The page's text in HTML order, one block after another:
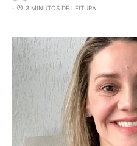
3 MINUTOS DE LEITURA